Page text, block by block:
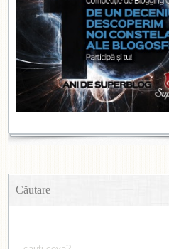
Căutare